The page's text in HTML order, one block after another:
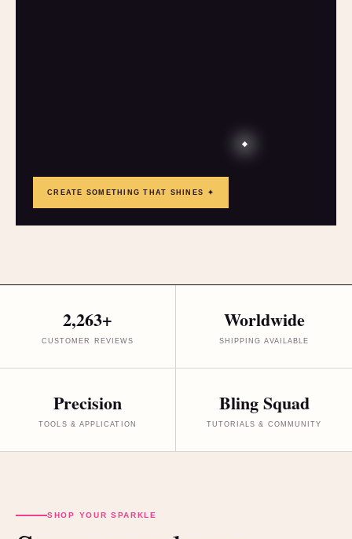
CREATE SOMETHING THAT SHINES ✦
2,263+
CUSTOMER REVIEWS
Worldwide
SHIPPING AVAILABLE
Precision
TOOLS & APPLICATION
Bling Squad
TUTORIALS & COMMUNITY
SHOP YOUR SPARKLE